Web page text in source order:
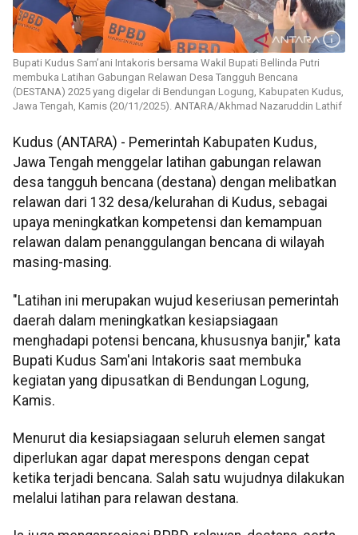
Bupati Kudus Sam’ani Intakoris bersama Wakil Bupati Bellinda Putri
membuka Latihan Gabungan Relawan Desa Tangguh Bencana
(DESTANA) 2025 yang digelar di Bendungan Logung, Kabupaten Kudus,
Jawa Tengah, Kamis (20/11/2025). ANTARA/Akhmad Nazaruddin Lathif
Kudus (ANTARA) - Pemerintah Kabupaten Kudus,
Jawa Tengah menggelar latihan gabungan relawan
desa tangguh bencana (destana) dengan melibatkan
relawan dari 132 desa/kelurahan di Kudus, sebagai
upaya meningkatkan kompetensi dan kemampuan
relawan dalam penanggulangan bencana di wilayah
masing-masing.
"Latihan ini merupakan wujud keseriusan pemerintah
daerah dalam meningkatkan kesiapsiagaan
menghadapi potensi bencana, khususnya banjir," kata
Bupati Kudus Sam'ani Intakoris saat membuka
kegiatan yang dipusatkan di Bendungan Logung,
Kamis.
Menurut dia kesiapsiagaan seluruh elemen sangat
diperlukan agar dapat merespons dengan cepat
ketika terjadi bencana. Salah satu wujudnya dilakukan
melalui latihan para relawan destana.